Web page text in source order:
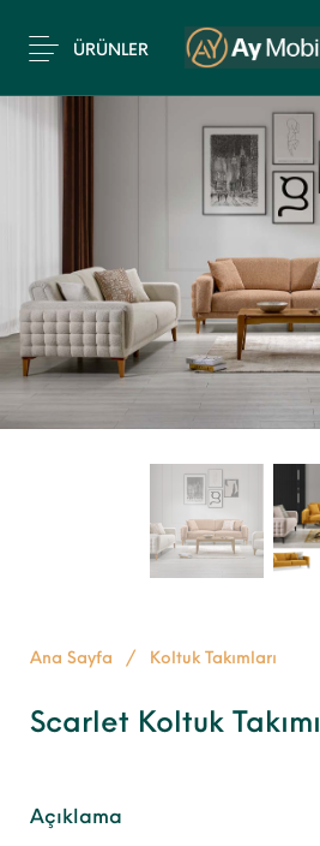
ÜRÜNLER
Ana Sayfa / Koltuk Takımları
Scarlet Koltuk Takımı
Açıklama